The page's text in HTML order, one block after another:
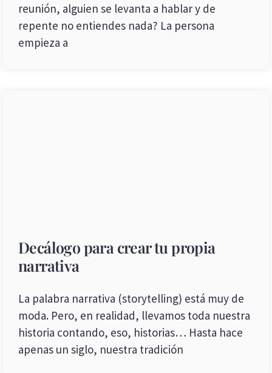
reunión, alguien se levanta a hablar y de
repente no entiendes nada? La persona
empieza a
Decálogo para crear tu propia
narrativa
La palabra narrativa (storytelling) está muy de
moda. Pero, en realidad, llevamos toda nuestra
historia contando, eso, historias… Hasta hace
apenas un siglo, nuestra tradición